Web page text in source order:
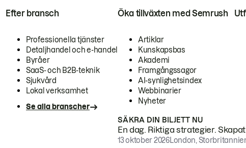
Efter bransch
Professionella tjänster
Detaljhandel och e-handel
Byråer
SaaS- och B2B-teknik
Sjukvård
Lokal verksamhet
Se alla branscher
Öka tillväxten med Semrush
Artiklar
Kunskapsbas
Akademi
Framgångssagor
AI-synlighetsindex
Webbinarier
Nyheter
SÄKRA DIN BILJETT NU
En dag. Riktiga strategier.
13 oktober 2026London,